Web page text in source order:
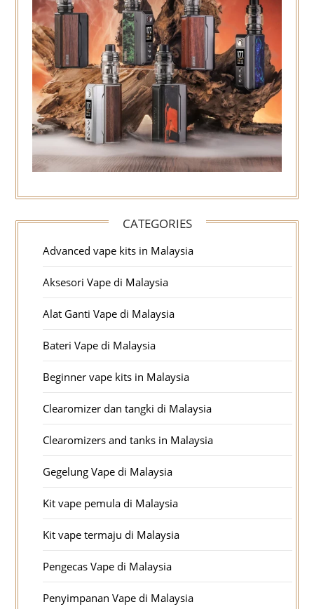
CATEGORIES
Advanced vape kits in Malaysia
Aksesori Vape di Malaysia
Alat Ganti Vape di Malaysia
Bateri Vape di Malaysia
Beginner vape kits in Malaysia
Clearomizer dan tangki di Malaysia
Clearomizers and tanks in Malaysia
Gegelung Vape di Malaysia
Kit vape pemula di Malaysia
Kit vape termaju di Malaysia
Pengecas Vape di Malaysia
Penyimpanan Vape di Malaysia